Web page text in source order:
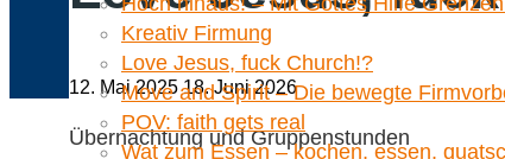
Kreativ Firmung
Love Jesus, fuck Church!?
Move and Spirit – Die bewegte
POV: faith gets real
Wat zum Essen – kochen, essen,
12. Mai 202518. Juni 2026
Übernachtung und Gruppenstunden